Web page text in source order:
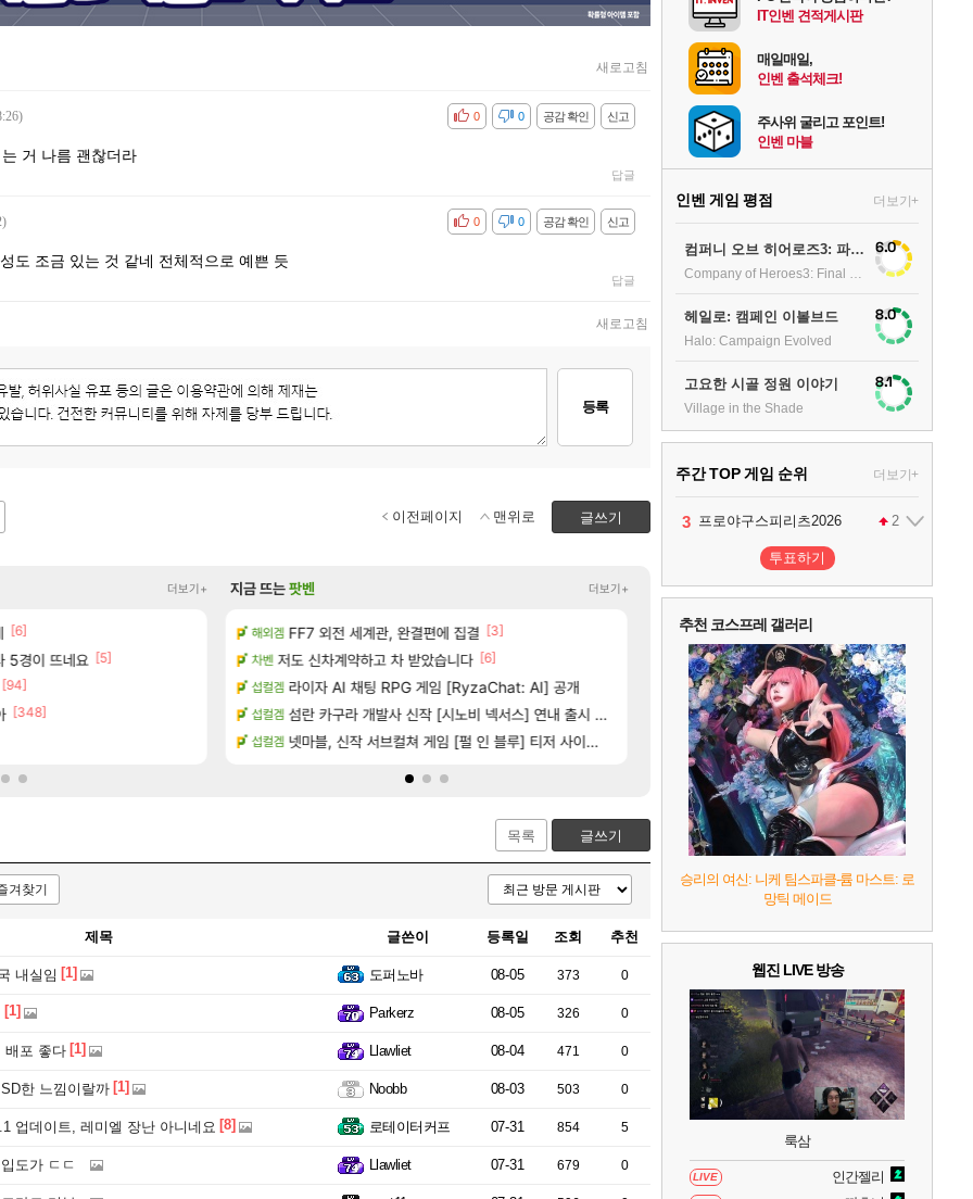
새로고침
신고
공감 확인
비공감 0
0
거 나름 괜찮더라
답글
신고
공감 확인
비공감 0
0
도 조금 있는 것 같네 전체적으로 예쁜 듯
답글
새로고침
등록
글쓰기
이전페이지 맨위로
더보기+
[6]
5경이 뜨네요 [5]
[94]
[348]
메이플 빵 가격이 24500원 이라길래 결제 취소하고 나왔다
로아 100:8 보다 효율이 좋은 상향된 아제나 ㄷㄷ
메이플 빵값 문의 후기 [83]
메이플 우리 나라의 주적은?? [137]
로아 벨가 하드 찐 투력컷 [36]
메이플 챌린저#77777 저격했습니다!
로아 벨가르딘 나이트메어 TOP 10 직업별 분포
로아 벨가르딘 맛본 시점 민심 췤 [79]
FCO 타투녀 가능 불가능? [12]
메이플 신호등 2인 40%글 존나 긁히네 씨발
지금 뜨는팟벤 더보기+
습니다.
개
법
정보/공략글 모음
해외겜 FF7 외전 세계관, 완결편에 집결 [3]
차벤 저도 신차계약하고 차 받았습니다 [6]
섭컬겜 라이자 AI 채팅 RPG 게임 [RyzaChat: AI] 공개
섭컬겜 섬란 카구라 개발사 신작 [시노비 넥서스] 연내 출시 예정
섭컬겜 넷마블, 신작 서브컬쳐 게임 [펄 인 블루] 티저 사이트 오픈
비스트 챕터별 길찾기/지도 공략 (1 ~ 12장)
아주프로 4컷 만화 | 야간 보초는 너무 힘들어
해외겜 스위치2판 ‘몬헌 와일즈’, 30~40fps 목표
리밋제로 테스트 때는 로비에 온라인 기능이 있는데
PV 비스트 오브 리인카네이션 오픈 트레일러
목록 글쓰기
겨찾기
제목 글쓴이 등록일 조회 추천
내실임 [1] 도퍼노바 08-05 373 0
[1] Parkerz 08-05 326 0
배포 좋다 [1] Llawliet 08-04 471 0
한 느낌이랄까 [1] Noobb 08-03 503 0
업데이트, 레미엘 장난 아니네요 [8] 로테이터커프 07-31 854 5
도가 ㄷㄷ Llawliet 07-31 679 0
IT인벤 견적게시판
매일매일,
인벤 출석체크!
주사위 굴리고 포인트!
인벤 마블
인벤 게임 평점 더보기+
컴퍼니 오브 히어로즈3: 파이널 스탠드 6.0
헤일로: 캠페인 이볼브드
Halo: Campaign Evolved
8.0
고요한 시골 정원 이야기
Village in the Shade
8.1
주간 TOP 게임 순위 더보기+
1 팰월드
2 1
3 프로야구스피리츠2026 2
4 드래곤소드 : 어웨이크닝 2
5 블라인드 삼국 1
6 그랑블루 판타지 리링크 - 엔드리스 라그나로크 1
7 리듬 천국 미라클 스타즈 2
8 헤일로: 캠페인 이볼브드 2
9 캡틴 츠바사 2 월드 파이터즈
투표하기
추천 코스프레 갤러리
승리의 여신: 니케 팀스파클-륨 마스트: 로
망틱 메이드
웹진 LIVE 방송
룩삼
LIVE 인간젤리